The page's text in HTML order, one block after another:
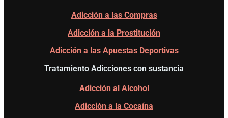
Adicción a las Compras
Adicción a la Prostitución
Adicción a las Apuestas Deportivas
Tratamiento Adicciones con sustancia
Adicción al Alcohol
Adicción a la Cocaína